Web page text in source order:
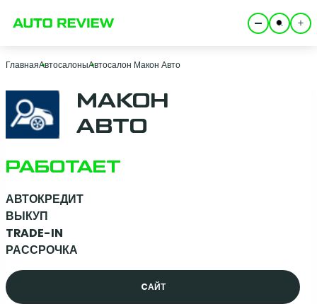
ГлавнаяАвтосалоныАвтосалон Макон Авто
МАКОН
АВТО
РАБОТАЕТ
АВТОКРЕДИТ
ВЫКУП
TRADE-IN
РАССРОЧКА
CАЙТ